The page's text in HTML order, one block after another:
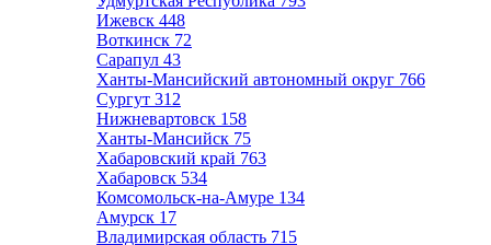
Ижевск 448
Воткинск 72
Сарапул 43
Ханты-Мансийский автономный округ 766
Сургут 312
Нижневартовск 158
Ханты-Мансийск 75
Хабаровский край 763
Хабаровск 534
Комсомольск-на-Амуре 134
Амурск 17
Владимирская область 715